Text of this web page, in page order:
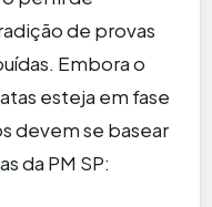
de provas
Embora o
esteja em fase
devem se basear
da PM SP: